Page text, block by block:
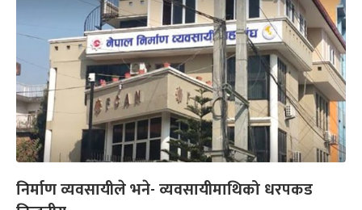
निर्माण व्यवसायीले भने- व्यवसायीमाथिको धरपकड